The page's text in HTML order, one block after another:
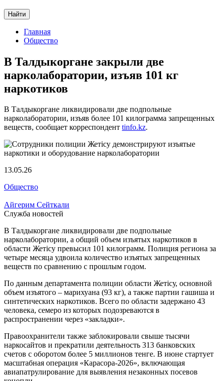
Найти
Главная
Общество
В Талдыкоргане закрыли две
нарколаборатории, изъяв 101 кг
наркотиков
В Талдыкоргане ликвидировали две подпольные
нарколаборатории, изъяв более 101 килограмма запрещенных
веществ, сообщает корреспондент tinfo.kz.
13.05.26
Общество
Айгерим Сейткали
Служба новостей
В Талдыкоргане ликвидировали две подпольные
нарколаборатории, а общий объем изъятых наркотиков в
области Жетісу превысил 101 килограмм. Полиция региона за
четыре месяца удвоила количество изъятых запрещенных
веществ по сравнению с прошлым годом.
По данным департамента полиции области Жетісу, основной
объем изъятого – марихуана (93 кг), а также партии гашиша и
синтетических наркотиков. Всего по области задержано 43
человека, семеро из которых подозреваются в
распространении через «закладки».
Правоохранители также заблокировали свыше тысячи
наркосайтов и прекратили деятельность 313 банковских
счетов с оборотом более 5 миллионов тенге. В июне стартует
масштабная операция «Карасора-2026», включающая
авиапатрулирование для выявления незаконных посевов